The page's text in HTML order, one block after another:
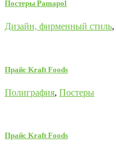
Постеры Pamapol
Дизайн, фирменный стиль,
Прайс Kraft Foods
Полиграфия, Постеры
Прайс Kraft Foods